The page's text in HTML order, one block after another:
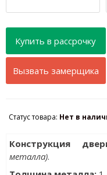
Купить в рассрочку
Вызвать замерщика
Статус товара: Нет в
Конструкция
металла).